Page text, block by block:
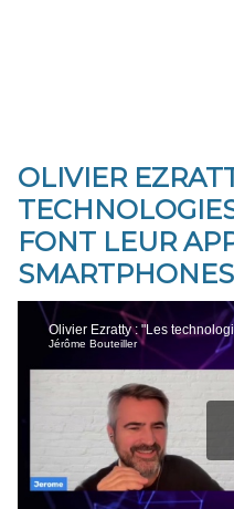
OLIVIER
FONT LEUR